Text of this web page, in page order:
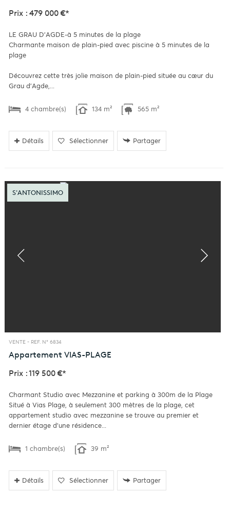
Prix : 479 000 €*
LE GRAU D'AGDE-à 5 minutes de la plage
Charmante maison de plain-pied avec piscine à 5 minutes de la
plage
Découvrez cette très jolie maison de plain-pied située au cœur du
Grau d'Agde,...
4 chambre(s) 134 m² 565 m²
Détails Sélectionner Partager
S'ANTONISSIMO
VENTE - REF. N° 6834
Appartement VIAS-PLAGE
Prix : 119 500 €*
Charmant Studio avec Mezzanine et parking à 300m de la Plage
Situé à Vias Plage, à seulement 300 mètres de la plage, cet
appartement studio avec mezzanine se trouve au premier et
dernier étage d'une résidence...
1 chambre(s) 39 m²
Détails Sélectionner Partager